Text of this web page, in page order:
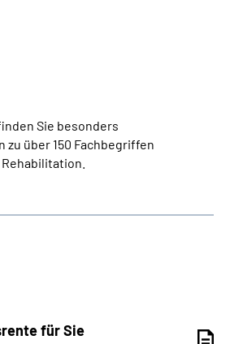
Sie besonders
zu über 150 Fachbegriffen
für Sie